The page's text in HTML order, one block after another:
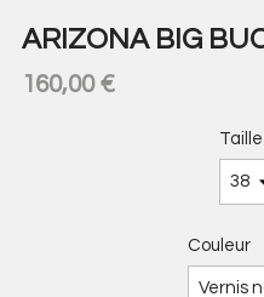
ARIZONA BIG
160,00 €
Taille
Couleur